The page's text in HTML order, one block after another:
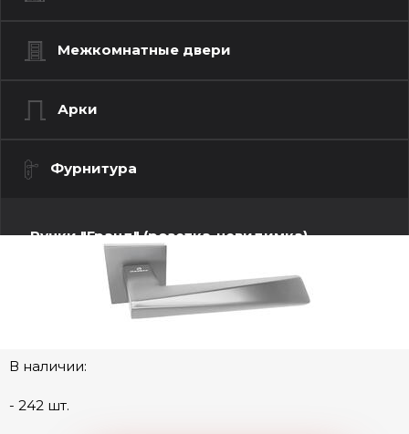
Межкомнатные двери
Арки
Фурнитура
Ручки "Гранд" (розетка-невидимка)
Ручки "Люкс" (моно квадрат)
Коста
В наличии:
- 242 шт.